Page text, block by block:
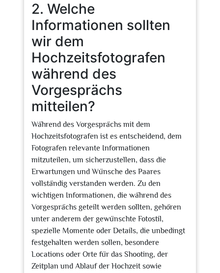
2. Welche
Informationen sollten
wir dem
Hochzeitsfotografen
während des
Vorgesprächs
mitteilen?
Während des Vorgesprächs mit dem
Hochzeitsfotografen ist es entscheidend, dem
Fotografen relevante Informationen
mitzuteilen, um sicherzustellen, dass die
Erwartungen und Wünsche des Paares
vollständig verstanden werden. Zu den
wichtigen Informationen, die während des
Vorgesprächs geteilt werden sollten, gehören
unter anderem der gewünschte Fotostil,
spezielle Momente oder Details, die unbedingt
festgehalten werden sollen, besondere
Locations oder Orte für das Shooting, der
Zeitplan und Ablauf der Hochzeit sowie